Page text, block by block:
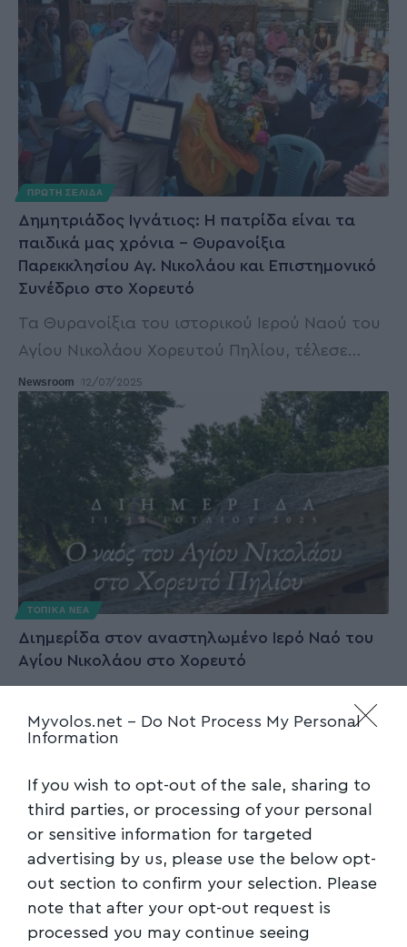
Myvolos.net - Do Not Process My Personal
Information
If you wish to opt-out of the sale, sharing to
third parties, or processing of your personal
or sensitive information for targeted
advertising by us, please use the below opt-
out section to confirm your selection. Please
note that after your opt-out request is
processed you may continue seeing
ΠΡΩΤΗ ΣΕΛΙΔΑ
Δημητριάδος Ιγνάτιος: Η πατρίδα είναι τα
παιδικά μας χρόνια – Θυρανοίξια
Παρεκκλησίου Αγ. Νικολάου και Επιστημονικό
Συνέδριο στο Χορευτό
Τα Θυρανοίξια του ιστορικού Ιερού Ναού του
Αγίου Νικολάου Χορευτού Πηλίου, τέλεσε…
Newsroom 12/07/2025
ΤΟΠΙΚΑ ΝΕΑ
Διημερίδα στον αναστηλωμένο Ιερό Ναό του
Aγίου Νικολάου στο Χορευτό
2025 θα πραγματοποιηθεί στο…